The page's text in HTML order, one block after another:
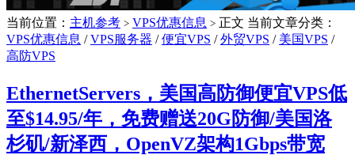
当前位置： 主机参考 > VPS优惠信息 > 正文 当前文章分类：
VPS优惠信息 /VPS服务器 /便宜VPS /外贸VPS / 美国VPS /
高防VPS
EthernetServers，美国高防御便宜VPS低
至$14.95/年，免费赠送20G防御/美国洛
杉矶/新泽西，OpenVZ架构1Gbps带宽